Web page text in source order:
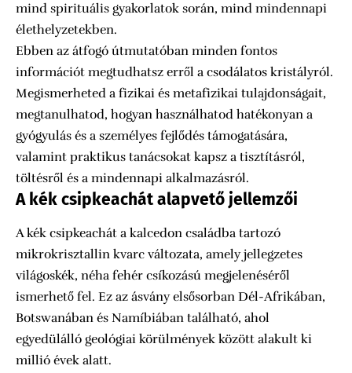
mind spirituális gyakorlatok során, mind mindennapi
élethelyzetekben.
Ebben az átfogó útmutatóban minden fontos
információt megtudhatsz erről a csodálatos kristályról.
Megismerheted a fizikai és metafizikai tulajdonságait,
megtanulhatod, hogyan használhatod hatékonyan a
gyógyulás és a személyes fejlődés támogatására,
valamint praktikus tanácsokat kapsz a tisztításról,
töltésről és a mindennapi alkalmazásról.
A kék csipkeachát alapvető jellemzői
A kék csipkeachát a kalcedon családba tartozó
mikrokrisztallin kvarc változata, amely jellegzetes
világoskék, néha fehér csíkozású megjelenéséről
ismerhető fel. Ez az ásvány elsősorban Dél-Afrikában,
Botswanában és Namíbiában található, ahol
egyedülálló geológiai körülmények között alakult ki
millió évek alatt.